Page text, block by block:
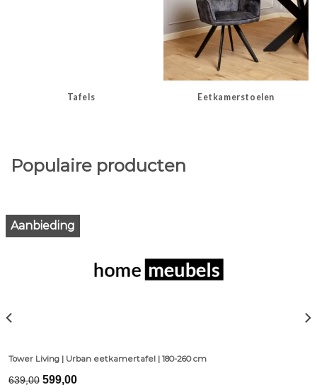
Tafels Eetkamerstoelen
Populaire producten
Aanbieding
Tower Living | Urban eetkamertafel | 180-260 cm
639,00 Original
599,00Current